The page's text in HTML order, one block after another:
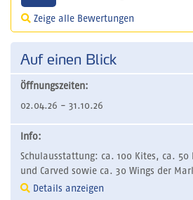
Zeige alle Bewertungen
Auf einen Blick
Öffnungszeiten:
02.04.26 - 31.10.26
Info:
Schulausstattung: ca. 100 Kites, ca. 50
und Carved sowie ca. 30 Wings der
Details anzeigen